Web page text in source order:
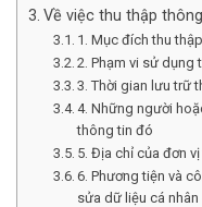
Về việc thu thập
1. Mục đích thu
2. Phạm vi sử dụng
3. Thời gian lưu trữ
4. Những người
thông tin đó
5. Địa chỉ của đơn
6. Phương tiện và
sửa dữ liệu cá nhân